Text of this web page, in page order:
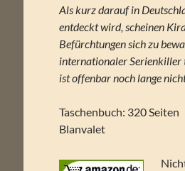
Als kurz darauf in
entdeckt wird, scheinen
Befürchtungen sich zu
internationaler Serienkiller
ist offenbar noch lange
Taschenbuch: 320 Seiten
Blanvalet